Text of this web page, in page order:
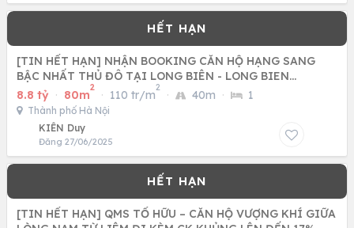
[TIN HẾT HẠN] NHẬN BOOKING CĂN HỘ HẠNG SANG
BẬC NHẤT THỦ ĐÔ TẠI LONG BIÊN - LONG BIEN
CENTRAL
8.8 tỷ · 80m
2
· 110 tr/m
2
· 40m · 1
Thành phố Hà Nội
KIÊN Duy
Đăng 27/06/2025
[TIN HẾT HẠN] QMS TỐ HỮU – CĂN HỘ VƯỢNG KHÍ GIỮA